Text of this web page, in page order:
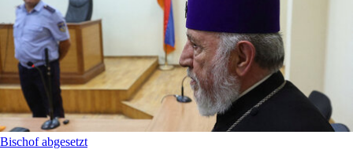
Bischof abgesetzt